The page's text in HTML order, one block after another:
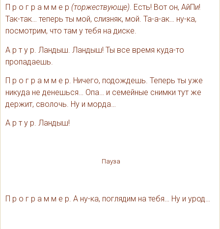
П р о г р а м м е р (торжествующе). Есть! Вот он, АйПи!
Так-так… теперь ты мой, слизняк, мой. Та-а-ак… ну-ка,
посмотрим, что там у тебя на диске.
А р т у р. Ландыш. Ландыш! Ты все время куда-то
пропадаешь.
П р о г р а м м е р. Ничего, подождешь. Теперь ты уже
никуда не денешься… Опа… и семейные снимки тут же
держит, сволочь. Ну и морда…
А р т у р. Ландыш!
Пауза
П р о г р а м м е р. А ну-ка, поглядим на тебя… Ну и урод…